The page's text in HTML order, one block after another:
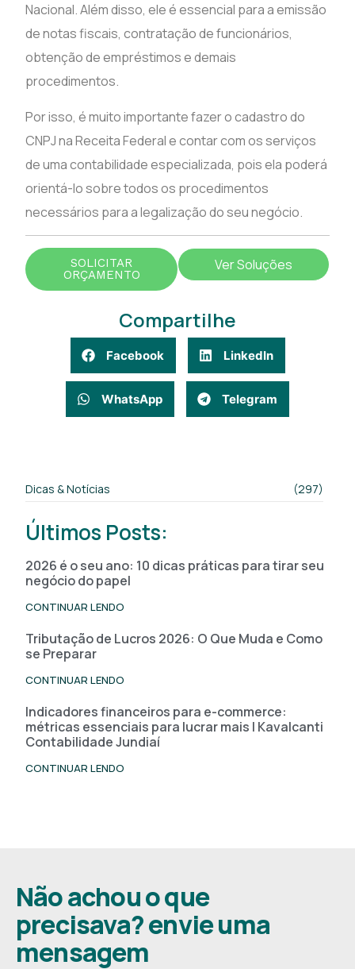
Nacional. Além disso, ele é essencial para a emissão
de notas fiscais, contratação de funcionários,
obtenção de empréstimos e demais
procedimentos.
Por isso, é muito importante fazer o cadastro do
CNPJ na Receita Federal e contar com os serviços
de uma contabilidade especializada, pois ela poderá
orientá-lo sobre todos os procedimentos
necessários para a legalização do seu negócio.
SOLICITAR
ORÇAMENTO
Ver Soluções
Compartilhe
Facebook LinkedIn
WhatsApp Telegram
Dicas & Notícias (297)
Últimos Posts:
2026 é o seu ano: 10 dicas práticas para tirar seu
negócio do papel
CONTINUAR LENDO
Tributação de Lucros 2026: O Que Muda e Como
se Preparar
CONTINUAR LENDO
Indicadores financeiros para e-commerce:
métricas essenciais para lucrar mais | Kavalcanti
Contabilidade Jundiaí
CONTINUAR LENDO
Não achou o que
precisava? envie uma
mensagem